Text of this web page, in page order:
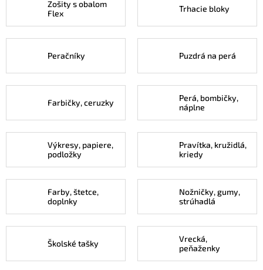
Zošity s obalom
Flex
Trhacie bloky
Peračníky Puzdrá na perá
Farbičky, ceruzky
Perá, bombičky,
náplne
Výkresy, papiere,
podložky
Pravítka, kružidlá,
kriedy
Farby, štetce,
doplnky
Nožničky, gumy,
strúhadlá
Školské tašky
Vrecká,
peňaženky